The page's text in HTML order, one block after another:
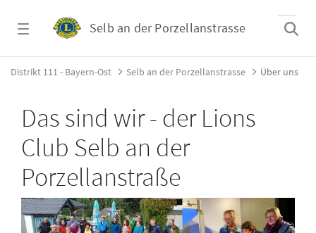
Selb an der Porzellanstrasse
Über uns - Selb an der Porzellanstrasse
Distrikt 111 - Bayern-Ost Selb an der Porzellanstrasse Über uns
Das sind wir - der Lions
Club Selb an der
Porzellanstraße